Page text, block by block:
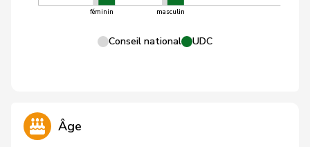
féminin masculin
Conseil national UDC
Âge